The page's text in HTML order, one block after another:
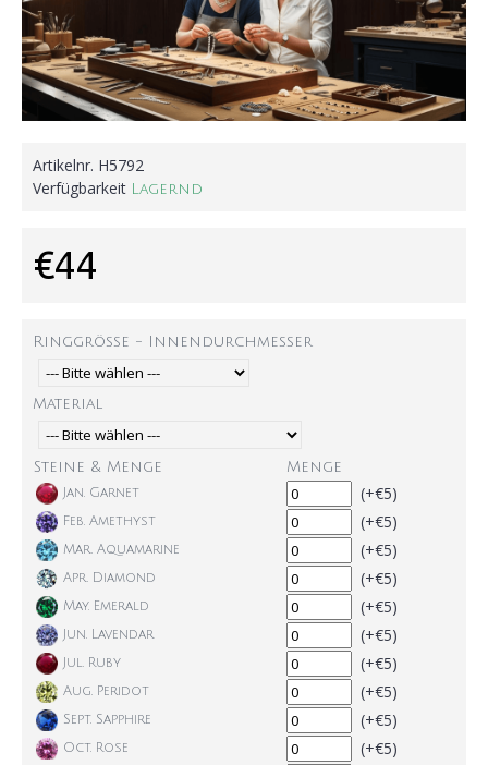
Artikelnr. H5792
Verfügbarkeit Lagernd
€44
Ringgröße - Innendurchmesser
Material
Steine & Menge Menge
Jan. Garnet (+€5)
Feb. Amethyst (+€5)
Mar. Aquamarine (+€5)
Apr. Diamond (+€5)
May. Emerald (+€5)
Jun. Lavendar (+€5)
Jul. Ruby (+€5)
Aug. Peridot (+€5)
Sept. Sapphire (+€5)
Oct. Rose (+€5)